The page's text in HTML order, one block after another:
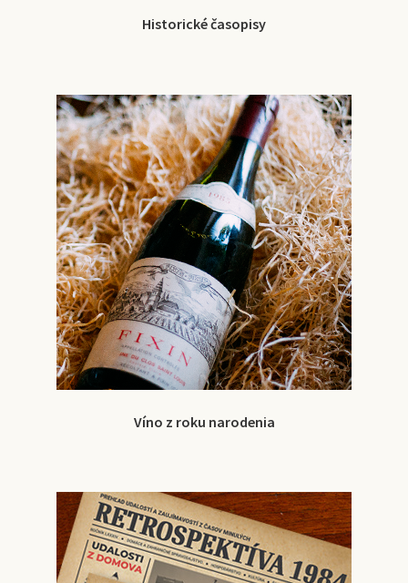
Historické časopisy
Víno z roku narodenia